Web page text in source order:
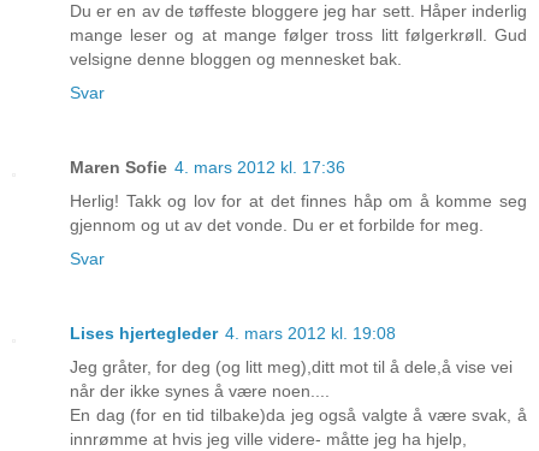
Du er en av de tøffeste bloggere jeg har sett. Håper inderlig
mange leser og at mange følger tross litt følgerkrøll. Gud
velsigne denne bloggen og mennesket bak.
Svar
Maren Sofie 4. mars 2012 kl. 17:36
Herlig! Takk og lov for at det finnes håp om å komme seg
gjennom og ut av det vonde. Du er et forbilde for meg.
Svar
Lises hjertegleder 4. mars 2012 kl. 19:08
Jeg gråter, for deg (og litt meg),ditt mot til å dele,å vise vei
når der ikke synes å være noen....
En dag (for en tid tilbake)da jeg også valgte å være svak, å
innrømme at hvis jeg ville videre- måtte jeg ha hjelp,